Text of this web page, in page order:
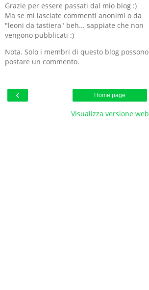
Grazie per essere passati dal mio blog :)
Ma se mi lasciate commenti anonimi o da
"leoni da tastiera" beh... sappiate che non
vengono pubblicati :)
Nota. Solo i membri di questo blog possono
postare un commento.
‹ Home page
Visualizza versione web